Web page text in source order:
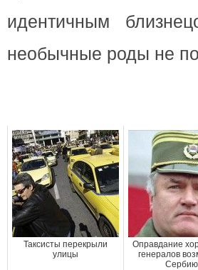
идентичным
необычные роды не
Таксисты перекрыли
улицы
Оправдание
генералов
Сербию